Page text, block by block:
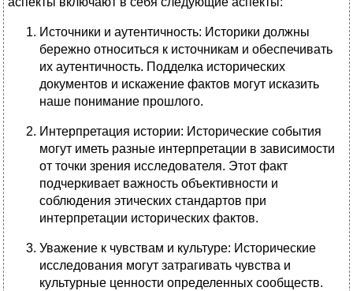
Источники и аутентичность: Историки должны
бережно относиться к источникам и обеспечивать
их аутентичность. Подделка исторических
документов и искажение фактов могут исказить
наше понимание прошлого.
Интерпретация истории: Исторические события
могут иметь разные интерпретации в зависимости
от точки зрения исследователя. Этот факт
подчеркивает важность объективности и
соблюдения этических стандартов при
интерпретации исторических фактов.
Уважение к чувствам и культуре: Исторические
исследования могут затрагивать чувства и
культурные ценности определенных сообществ.